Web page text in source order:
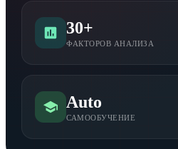
30+
ФАКТОРОВ АНАЛИЗА
Auto
САМООБУЧЕНИЕ